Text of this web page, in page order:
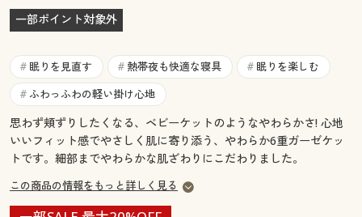
お気に入り
サポート
ご利用ガイド
よくある質問とお問い合わせ
サポート
よくある質問とお問い合わせ
一部ポイント対象外
# 眠りを見直す # 熱帯夜も快適な寝具 # 眠りを楽しむ
# ふわっふわの軽い掛け心地
思わず頬ずりしたくなる、ベビーケットのようなやわらかさ! 心地
いいフィット感でやさしく肌に寄り添う、やわらか6重ガーゼケッ
トです。細部までやわらかな肌ざわりにこだわりました。
この商品の情報をもっと詳しく見る